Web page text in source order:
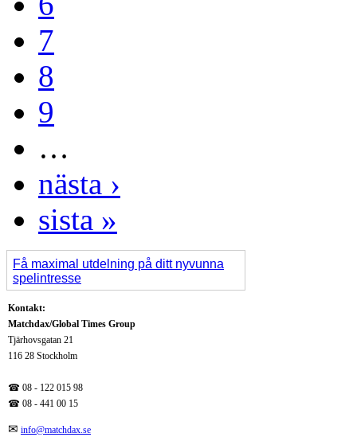
7
8
9
…
nästa ›
sista »
Få maximal utdelning på ditt nyvunna
spelintresse
Kontakt:
Matchdax/Global Times Group
Tjärhovsgatan 21
116 28 Stockholm
☎ 08 - 122 015 98
☎ 08 - 441 00 15
✉ info@matchdax.se